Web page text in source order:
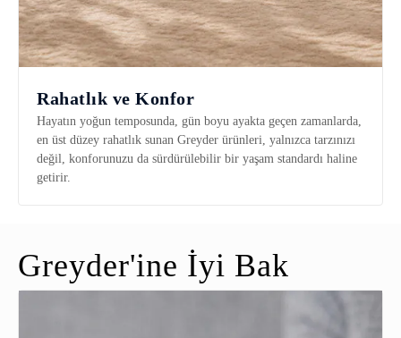
Rahatlık ve Konfor
Hayatın yoğun temposunda, gün boyu ayakta geçen zamanlarda,
en üst düzey rahatlık sunan Greyder ürünleri, yalnızca tarzınızı
değil, konforunuzu da sürdürülebilir bir yaşam standardı haline
getirir.
Greyder'ine İyi Bak